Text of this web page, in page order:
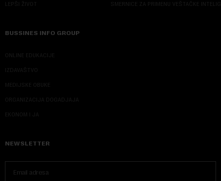
LEPŠI ŽIVOT SMERNICE ZA PRIMENU VEŠTAČKE
BUSSINES INFO GROUP
ONLINE EDUKACIJE
IZDAVAŠTVO
MEDIJSKE OBUKE
ORGANIZACIJA DOGADJAJA
EKONOM I JA
NEWSLETTER